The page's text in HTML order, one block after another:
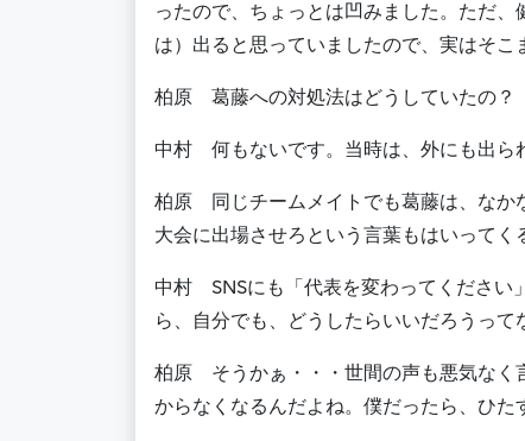
ったので、ちょっとは凹みました。ただ
は）出ると思っていましたので、実はそこ
柏原 葛藤への対処法はどうしていたの？
中村 何もないです。当時は、外にも出ら
柏原 同じチームメイトでも葛藤は、なか
大会に出場させろという言葉もはいってく
中村 SNSにも「代表を変わってください
ら、自分でも、どうしたらいいだろうって
柏原 そうかぁ・・・世間の声も悪気なく
からなくなるんだよね。僕だったら、ひた